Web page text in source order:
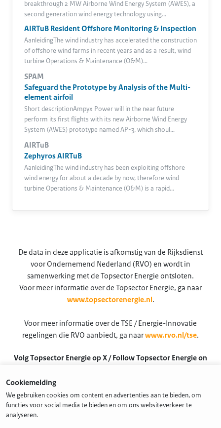
breakthrough 2 MW Airborne Wind Energy System (AWES), a
second generation wind energy technology using…
AIRTuB Resident Offshore Monitoring & Inspection
AanleidingThe wind industry has accelerated the construction
of offshore wind farms in recent years and as a result, wind
turbine Operations & Maintenance (O&M)…
SPAM
Safeguard the Prototype by Analysis of the Multi-
element airfoil
Short descriptionAmpyx Power will in the near future
perform its first flights with its new Airborne Wind Energy
System (AWES) prototype named AP-3, which shoul…
AIRTuB
Zephyros AIRTuB
AanleidingThe wind industry has been exploiting offshore
wind energy for about a decade by now, therefore wind
turbine Operations & Maintenance (O&M) is a rapid…
De data in deze applicatie is afkomstig van de Rijksdienst
voor Ondernemend Nederland (RVO) en wordt in
samenwerking met de Topsector Energie ontsloten.
Voor meer informatie over de Topsector Energie, ga naar
www.topsectorenergie.nl .
Voor meer informatie over de TSE / Energie-Innovatie
regelingen die RVO aanbiedt, ga naarwww.rvo.nl/tse.
Volg Topsector Energie op X / Follow Topsector Energie on
Cookiemelding
We gebruiken cookies om content en advertenties aan te bieden, om
functies voor social media te bieden en om ons websiteverkeer te
analyseren.